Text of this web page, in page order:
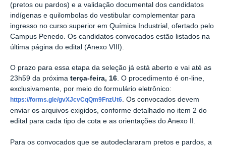
(pretos ou pardos) e a validação documental dos candidatos
indígenas e quilombolas do vestibular complementar para
ingresso no curso superior em Química Industrial, ofertado pelo
Campus Penedo. Os candidatos convocados estão listados na
última página do edital (Anexo VIII).
O prazo para essa etapa da seleção já está aberto e vai até as
23h59 da próxima terça-feira, 16. O procedimento é on-line,
exclusivamente, por meio do formulário eletrônico:
https://forms.gle/gvXJcvCqQm9FnzUt6. Os convocados devem
enviar os arquivos exigidos, conforme detalhado no item 2 do
edital para cada tipo de cota e as orientações do Anexo II.
Para os convocados que se autodeclararam pretos e pardos, a